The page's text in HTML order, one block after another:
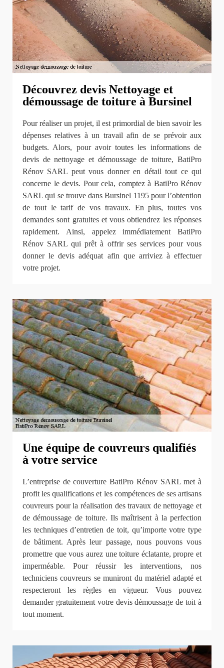
Découvrez devis Nettoyage et
démoussage de toiture à Bursinel
Pour réaliser un projet, il est primordial de bien savoir les
dépenses relatives à un travail afin de se prévoir aux
budgets. Alors, pour avoir toutes les informations de
devis de nettoyage et démoussage de toiture, BatiPro
Rénov SARL peut vous donner en détail tout ce qui
concerne le devis. Pour cela, comptez à BatiPro Rénov
SARL qui se trouve dans Bursinel 1195 pour l’obtention
de tout le tarif de vos travaux. En plus, toutes vos
demandes sont gratuites et vous obtiendrez les réponses
rapidement. Ainsi, appelez immédiatement BatiPro
Rénov SARL qui prêt à offrir ses services pour vous
donner le devis adéquat afin que arriviez à effectuer
votre projet.
Une équipe de couvreurs qualifiés
à votre service
L’entreprise de couverture BatiPro Rénov SARL met à
profit les qualifications et les compétences de ses artisans
couvreurs pour la réalisation des travaux de nettoyage et
de démoussage de toiture. Ils maîtrisent à la perfection
les techniques d’entretien de toit, qu’importe votre type
de bâtiment. Après leur passage, nous pouvons vous
promettre que vous aurez une toiture éclatante, propre et
imperméable. Pour réussir les interventions, nos
techniciens couvreurs se muniront du matériel adapté et
respecteront les règles en vigueur. Vous pouvez
demander gratuitement votre devis démoussage de toit à
tout moment.